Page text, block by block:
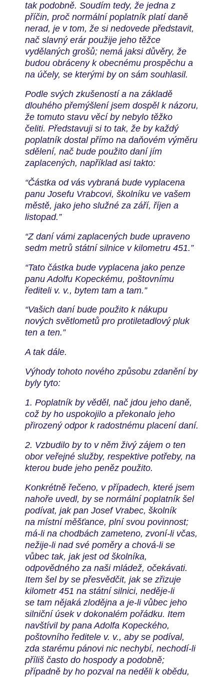
tak podobně. Soudím tedy, že jedna z
příčin, proč normální poplatník platí daně
nerad, je v tom, že si nedovede představit,
nač slavný erár použije jeho těžce
vydělaných grošů; nemá jaksi důvěry, že
budou obráceny k obecnému prospěchu a
na účely, se kterými by on sám souhlasil.
Podle svých zkušeností a na základě
dlouhého přemýšlení jsem dospěl k názoru,
že tomuto stavu věcí by nebylo těžko
čeliti. Představuji si to tak, že by každý
poplatník dostal přímo na daňovém výměru
sdělení, nač bude použito daní jím
zaplacených, například asi takto:
“Částka od vás vybraná bude vyplacena
panu Josefu Vrabcovi, školníku ve vašem
městě, jako jeho služné za září, říjen a
listopad.”
“Z daní vámi zaplacených bude upraveno
sedm metrů státní silnice v kilometru 451.”
“Tato částka bude vyplacena jako penze
panu Adolfu Kopeckému, poštovnímu
řediteli v. v., bytem tam a tam.”
“Vašich daní bude použito k nákupu
nových světlometů pro protiletadlový pluk
ten a ten.”
A tak dále.
Výhody tohoto nového způsobu zdanění by
byly tyto:
1. Poplatník by věděl, nač jdou jeho daně,
což by ho uspokojilo a překonalo jeho
přirozený odpor k radostnému placení daní.
2. Vzbudilo by to v něm živý zájem o ten
obor veřejné služby, respektive potřeby, na
kterou bude jeho peněz použito.
Konkrétně řečeno, v případech, které jsem
nahoře uvedl, by se normální poplatník šel
podívat, jak pan Josef Vrabec, školník
na místní měšťance, plní svou povinnost;
má-li na chodbách zameteno, zvoní-li včas,
nežije-li nad své poměry a chová-li se
vůbec tak, jak jest od školníka,
odpovědného za naši mládež, očekávati.
Item šel by se přesvědčit, jak se zřizuje
kilometr 451 na státní silnici, neděje-li
se tam nějaká zlodějna a je-li vůbec jeho
silniční úsek v dokonalém pořádku. Item
navštívil by pana Adolfa Kopeckého,
poštovního ředitele v. v., aby se podíval,
zda starému pánovi nic nechybí, nechodí-li
příliš často do hospody a podobně;
případně by ho pozval na neděli k obědu,